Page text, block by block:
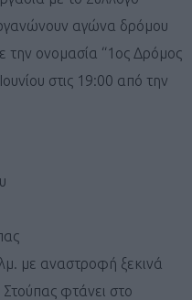
αγώνα δρόμου
την ονομασία “1ος Δρόμος
στις 19:00 από την
με αναστροφή ξεκινά
φτάνει στο